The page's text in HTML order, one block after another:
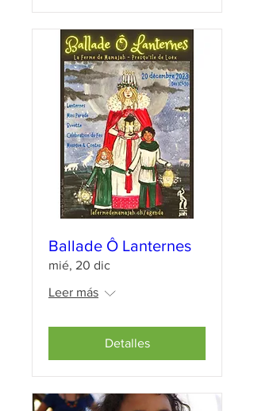
Ballade Ô Lanternes
mié, 20 dic
Leer más
Detalles